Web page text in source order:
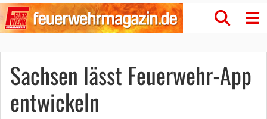
Sachsen lässt Feuerwehr-App
entwickeln